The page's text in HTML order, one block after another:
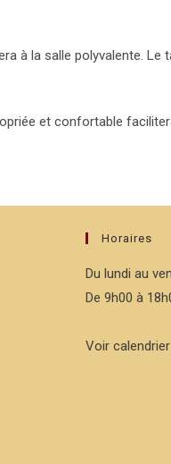
à la salle polyvalente.
et confortable
Horaires
Du lundi au
De 9h00 à
Voir